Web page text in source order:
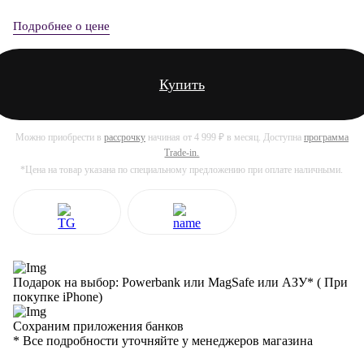
Подробнее о цене
Купить
Можно приобрести в рассрочкуначиная от 4 999 ₽ в месяц. Доступна программа
Trade-in.
*Цена на товар указана по специальному предложению при оплате наличными.
Подарок на выбор: Powerbank или MagSafe или AЗУ* ( При
покупке iPhone)
Сохраним приложения банков
* Все подробности уточняйте у менеджеров магазина